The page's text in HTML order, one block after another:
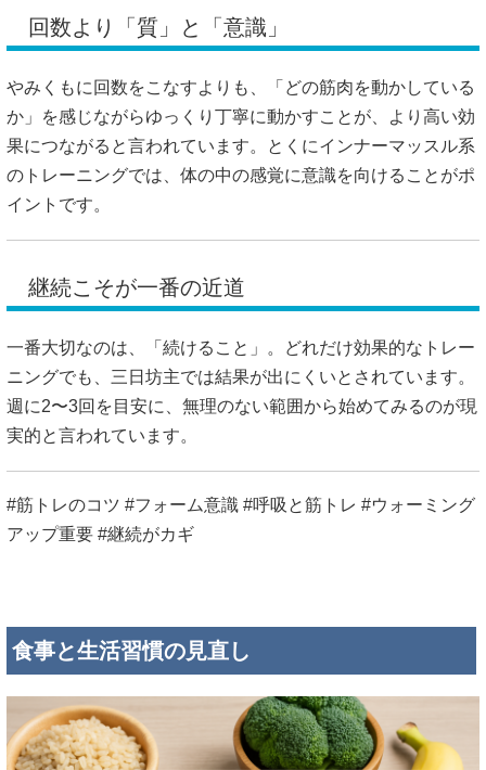
回数より「質」と「意識」
やみくもに回数をこなすよりも、「どの筋肉を動かしている
か」を感じながらゆっくり丁寧に動かすことが、より高い効
果につながると言われています。とくにインナーマッスル系
のトレーニングでは、体の中の感覚に意識を向けることがポ
イントです。
継続こそが一番の近道
一番大切なのは、「続けること」。どれだけ効果的なトレー
ニングでも、三日坊主では結果が出にくいとされています。
週に2〜3回を目安に、無理のない範囲から始めてみるのが現
実的と言われています。
#筋トレのコツ #フォーム意識 #呼吸と筋トレ #ウォーミング
アップ重要 #継続がカギ
食事と生活習慣の見直し